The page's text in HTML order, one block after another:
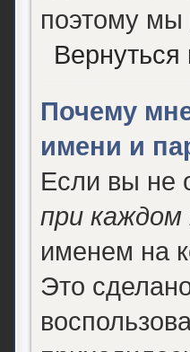
поэтому мы
Вернуться
Почему
имени и
Если вы не
при
именем на
Это